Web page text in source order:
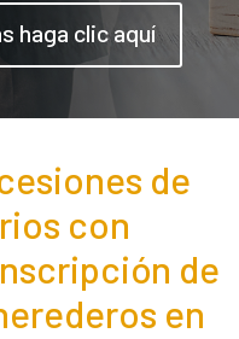
haga clic aquí
de
con
de
en